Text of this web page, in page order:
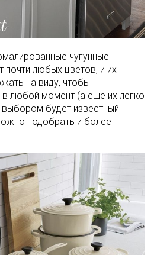
чугунные
любых цветов, и их
на виду, чтобы
любой момент (а еще их легко
будет известный
подобрать и более